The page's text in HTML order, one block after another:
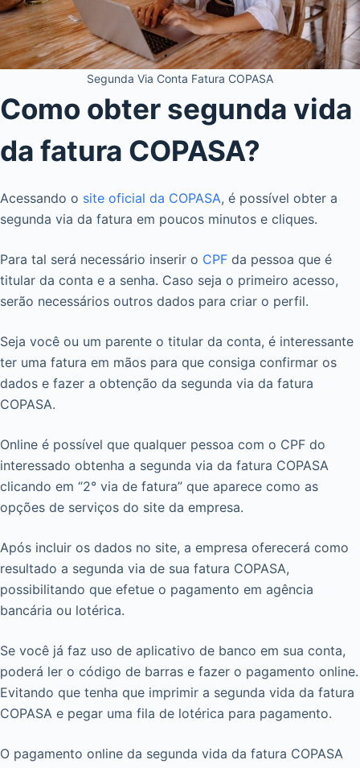
Segunda Via Conta Fatura COPASA
Como obter segunda vida
da fatura COPASA?
Acessando o site oficial da COPASA, é possível obter a
segunda via da fatura em poucos minutos e cliques.
Para tal será necessário inserir o CPF da pessoa que é
titular da conta e a senha. Caso seja o primeiro acesso,
serão necessários outros dados para criar o perfil.
Seja você ou um parente o titular da conta, é interessante
ter uma fatura em mãos para que consiga confirmar os
dados e fazer a obtenção da segunda via da fatura
COPASA.
Online é possível que qualquer pessoa com o CPF do
interessado obtenha a segunda via da fatura COPASA
clicando em “2° via de fatura” que aparece como as
opções de serviços do site da empresa.
Após incluir os dados no site, a empresa oferecerá como
resultado a segunda via de sua fatura COPASA,
possibilitando que efetue o pagamento em agência
bancária ou lotérica.
Se você já faz uso de aplicativo de banco em sua conta,
poderá ler o código de barras e fazer o pagamento online.
Evitando que tenha que imprimir a segunda vida da fatura
COPASA e pegar uma fila de lotérica para pagamento.
O pagamento online da segunda vida da fatura COPASA